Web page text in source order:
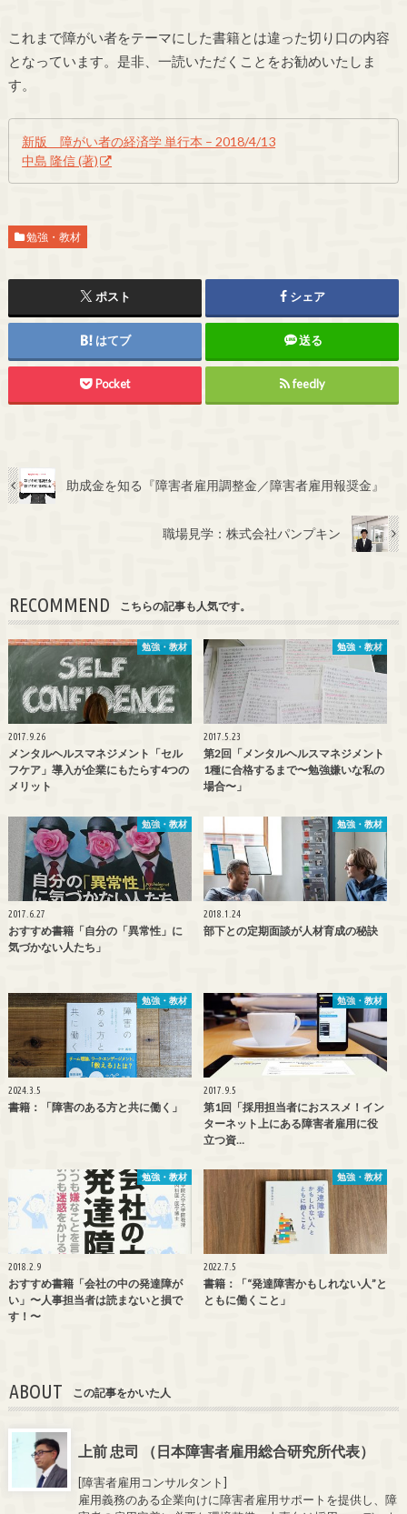
これまで障がい者をテーマにした書籍とは違った切り口の内容
となっています。是非、一読いただくことをお勧めいたしま
す。
新版 障がい者の経済学 単行本 – 2018/4/13
中島 隆信 (著)
勉強・教材
ポスト シェア
はてブ 送る
Pocket feedly
助成金を知る『障害者雇用調整金／障害者雇用報奨金』
職場見学：株式会社パンプキン
RECOMMEND こちらの記事も人気です。
勉強・教材
2017.9.26
メンタルヘルスマネジメント「セル
フケア」導入が企業にもたらす4つの
メリット
勉強・教材
2017.5.23
第2回「メンタルヘルスマネジメント
1種に合格するまで〜勉強嫌いな私の
場合〜」
勉強・教材
2017.6.27
おすすめ書籍「自分の「異常性」に
気づかない人たち」
勉強・教材
2018.1.24
部下との定期面談が人材育成の秘訣
勉強・教材
2024.3.5
書籍：「障害のある方と共に働く」
勉強・教材
2017.9.5
第1回「採用担当者におススメ！イン
ターネット上にある障害者雇用に役
立つ資…
勉強・教材
2018.2.9
おすすめ書籍「会社の中の発達障が
い」〜人事担当者は読まないと損で
す！〜
勉強・教材
2022.7.5
書籍：「“発達障害かもしれない人”と
ともに働くこと」
ABOUT この記事をかいた人
上前 忠司 （日本障害者雇用総合研究所代表）
[障害者雇用コンサルタント]
雇用義務のある企業向けに障害者雇用サポートを提供し、障